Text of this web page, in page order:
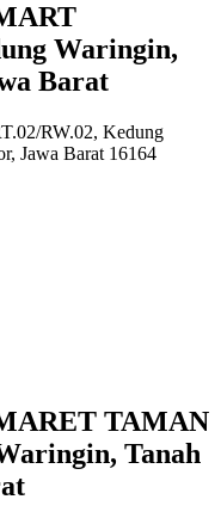
Waringin,
Barat
RW.02, Kedung
Jawa Barat 16164
TAMAN
Tanah